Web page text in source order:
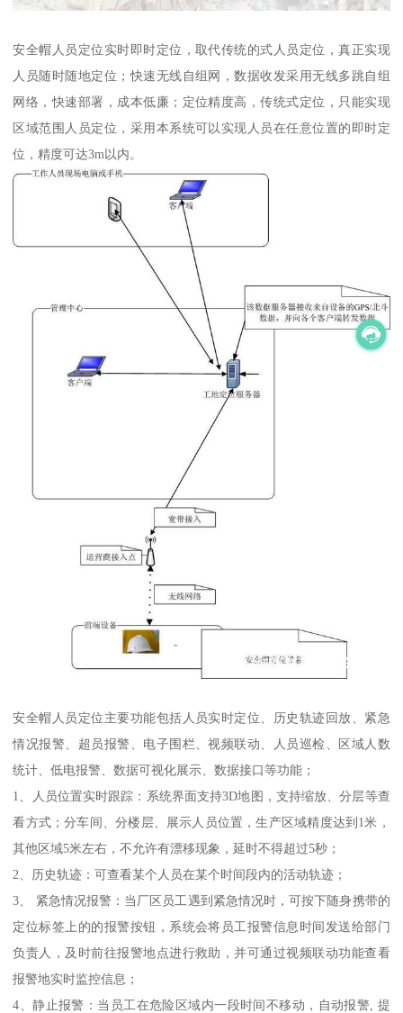
安全帽人员定位实时即时定位，取代传统的式人员定位，真正实现
人员随时随地定位；快速无线自组网，数据收发采用无线多跳自组
网络，快速部署，成本低廉；定位精度高，传统式定位，只能实现
区域范围人员定位，采用本系统可以实现人员在任意位置的即时定
位，精度可达3m以内。
安全帽人员定位主要功能包括人员实时定位、历史轨迹回放、紧急
情况报警、超员报警、电子围栏、视频联动、人员巡检、区域人数
统计、低电报警、数据可视化展示、数据接口等功能；
1、人员位置实时跟踪：系统界面支持3D地图，支持缩放、分层等查
看方式；分车间、分楼层、展示人员位置，生产区域精度达到1米，
其他区域5米左右，不允许有漂移现象，延时不得超过5秒；
2、历史轨迹：可查看某个人员在某个时间段内的活动轨迹；
3、 紧急情况报警：当厂区员工遇到紧急情况时，可按下随身携带的
定位标签上的的报警按钮，系统会将员工报警信息时间发送给部门
负责人，及时前往报警地点进行救助，并可通过视频联动功能查看
报警地实时监控信息；
4、静止报警：当员工在危险区域内一段时间不移动，自动报警, 提